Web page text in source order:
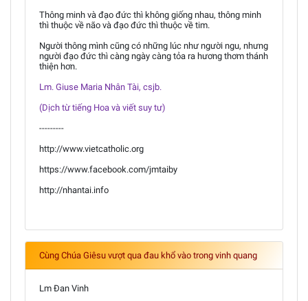
Thông minh và đạo đức thì không giống nhau, thông minh
thì thuộc về não và đạo đức thì thuộc về tim.
Người thông mình cũng có những lúc như người ngu, nhưng
người đạo đức thì càng ngày càng tỏa ra hương thơm thánh
thiện hơn.
Lm. Giuse Maria Nhân Tài, csjb.
(Dịch từ tiếng Hoa và viết suy tư)
---------
http://www.vietcatholic.org
https://www.facebook.com/jmtaiby
http://nhantai.info
Cùng Chúa Giêsu vượt qua đau khổ vào trong vinh quang
Lm Đan Vinh